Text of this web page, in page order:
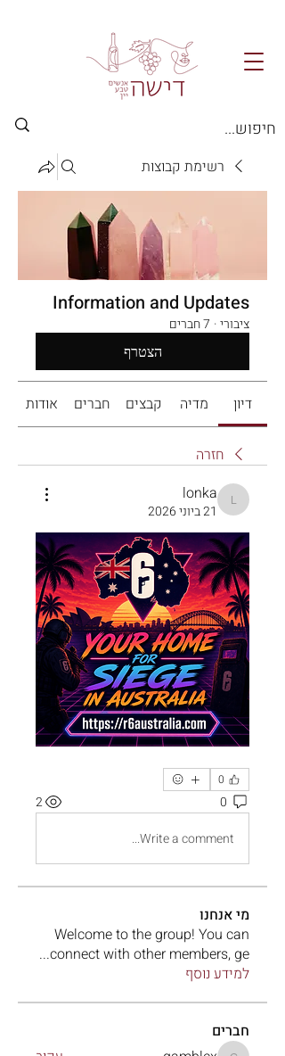
רשימת קבוצות
Information and Updates
ציבורי· 7 חברים
הצטרף
דיון מדיה קבצים חברים אודות
חזרה
lonka
lonka
21 ביוני 2026
0
0
2
Write a comment...
מי אנחנו
Welcome to the group! You can
connect with other members, ge
...
למידע נוסף
חברים